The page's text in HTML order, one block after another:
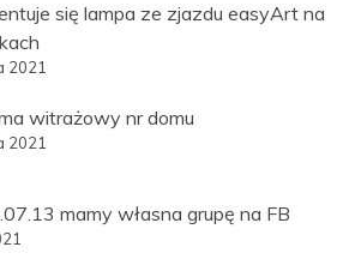
się lampa ze zjazdu easyArt na
2021
witrażowy nr domu
2021
mamy własna grupę na FB